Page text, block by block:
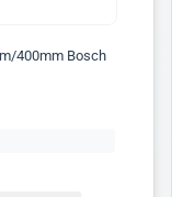
400mm Bosch